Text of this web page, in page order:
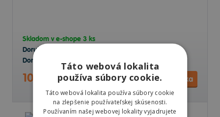
Skladom ve-shope 3 ks
Doručenie objednávky k Vám na adresu do
Doručenie objednávky na predajňu Prešov do
105,86 € ks Do košíka
Táto webová lokalita
používa súbory cookie.
Táto webová lokalita používa súbory cookie
na zlepšenie používateľskej skúsenosti.
Používaním našej webovej lokality vyjadrujete